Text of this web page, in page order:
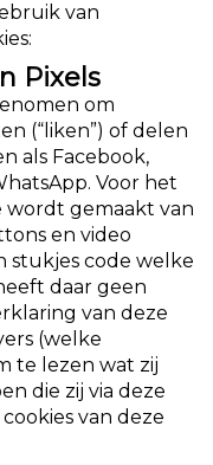
van
Pixels
om
(“liken”) of delen
als Facebook,
Voor het
wordt gemaakt van
en video
stukjes code welke
daar geen
van deze
(welke
te lezen wat zij
die zij via deze
van deze